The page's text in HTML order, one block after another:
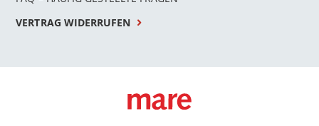
VERTRAG WIDERRUFEN